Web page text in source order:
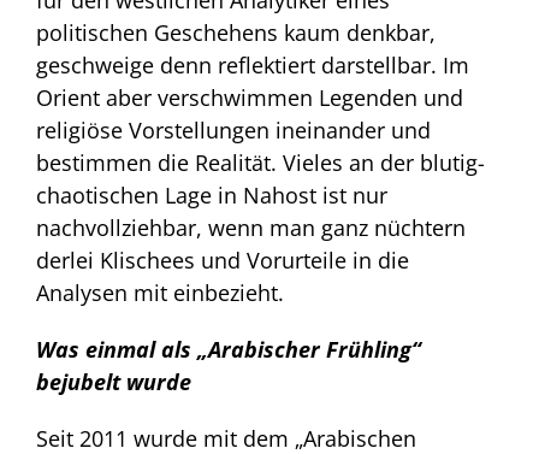
politischen Geschehens kaum denkbar,
geschweige denn reflektiert darstellbar. Im
Orient aber verschwimmen Legenden und
religiöse Vorstellungen ineinander und
bestimmen die Realität. Vieles an der blutig-
chaotischen Lage in Nahost ist nur
nachvollziehbar, wenn man ganz nüchtern
derlei Klischees und Vorurteile in die
Analysen mit einbezieht.
Was einmal als „Arabischer Frühling“
bejubelt wurde
Seit 2011 wurde mit dem „Arabischen